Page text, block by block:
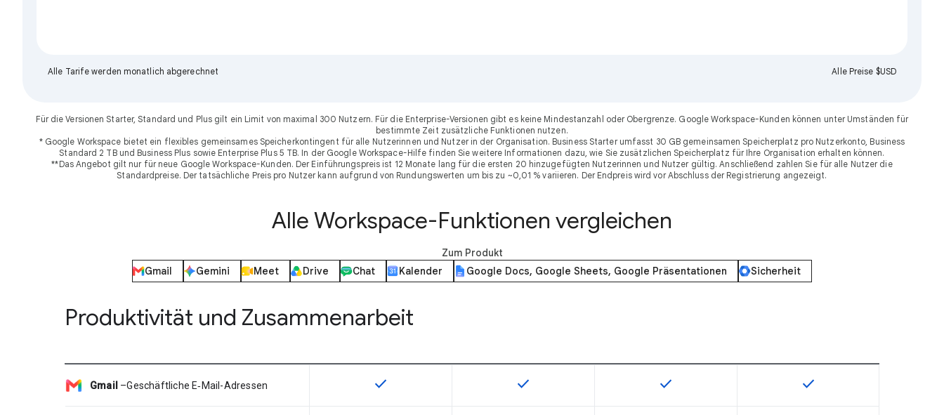
Alle Tarife werden monatlich abgerechnet Alle Preise $USD
Für die Versionen Starter, Standard und Plus gilt ein Limit von maximal 300 Nutzern. Für die Enterprise-Versionen gibt es keine Mindestanzahl oder Obergrenze. Google Workspace-Kunden können unter Umständen für
bestimmte Zeit zusätzliche Funktionen nutzen.
* Google Workspace bietet ein flexibles gemeinsames Speicherkontingent für alle Nutzerinnen und Nutzer in der Organisation. Business Starter umfasst 30 GB gemeinsamen Speicherplatz pro Nutzerkonto, Business
Standard 2 TB und Business Plus sowie Enterprise Plus 5 TB. In der Google Workspace-Hilfe finden Sie weitere Informationen dazu, wie Sie zusätzlichen Speicherplatz für Ihre Organisation erhalten können.
**Das Angebot gilt nur für neue Google Workspace-Kunden. Der Einführungspreis ist 12 Monate lang für die ersten 20 hinzugefügten Nutzerinnen und Nutzer gültig. Anschließend zahlen Sie für alle Nutzer die
Standardpreise. Der tatsächliche Preis pro Nutzer kann aufgrund von Rundungswerten um bis zu ~0,01 % variieren. Der Endpreis wird vor Abschluss der Registrierung angezeigt.
Alle Workspace-Funktionen vergleichen
Zum Produkt
Gmail
Gemini Meet Drive Chat Kalender Google Docs, Google Sheets, Google Präsentationen Sicherheit
Produktivität und Zusammenarbeit
Gmail –Geschäftliche E‑Mail-Adressen Diese Funktion ist für die Artikelnummer verfügbar
check Diese Funktion ist für die Artikelnummer verfügbar
check Diese Funktion ist für die Artikelnummer verfügbar
check Diese Funktion ist für die
check